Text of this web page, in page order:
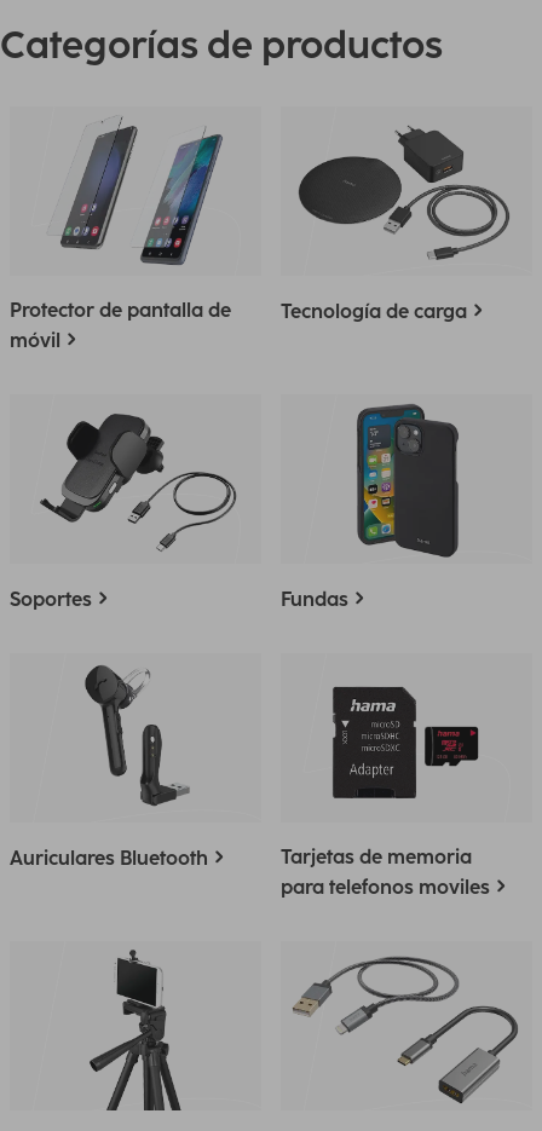
Categorías de productos
Protector de pantalla de
móvil
Tecnología de carga
Soportes Fundas
Auriculares Bluetooth
Tarjetas de memoria
para telefonos moviles